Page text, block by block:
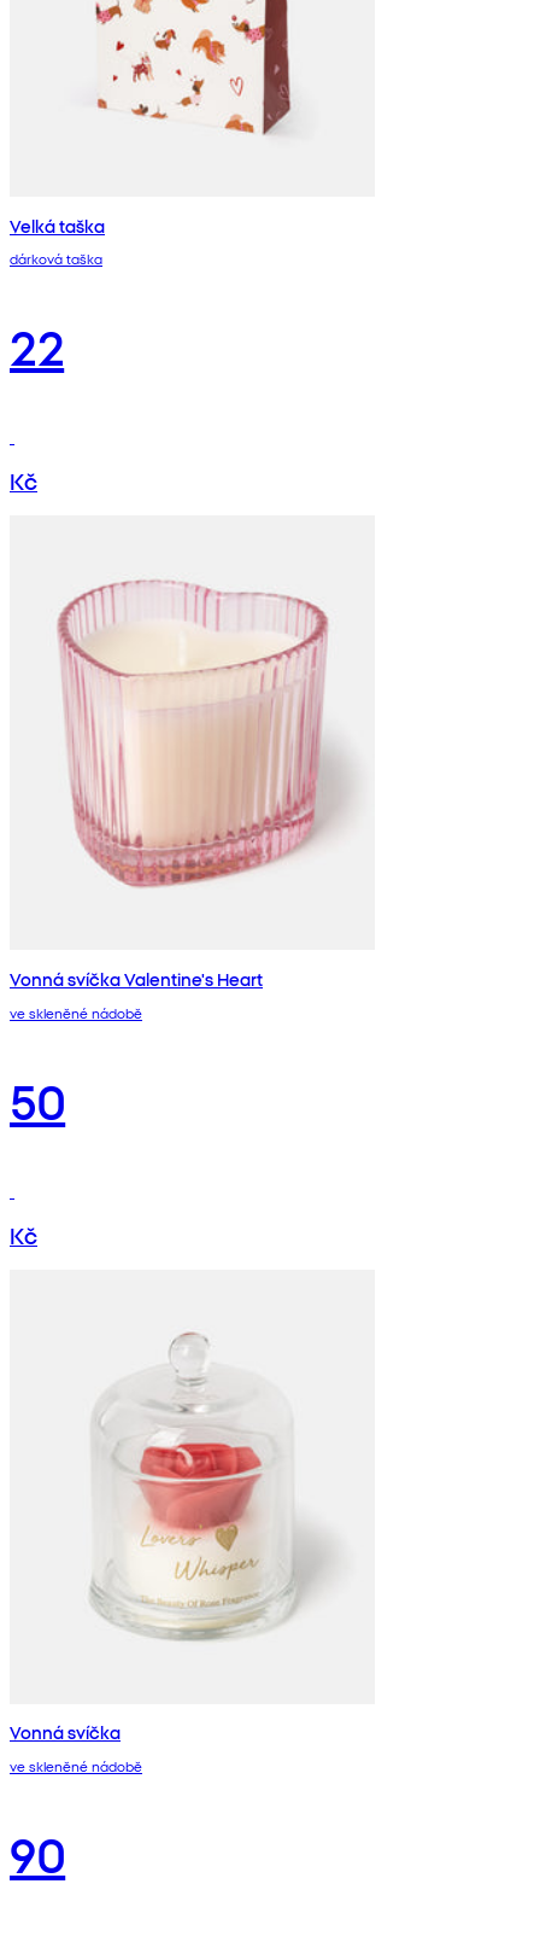
Velká taška
dárková taška
22
Kč
Vonná svíčka Valentine's Heart
ve skleněné nádobě
50
Kč
Vonná svíčka
ve skleněné nádobě
90